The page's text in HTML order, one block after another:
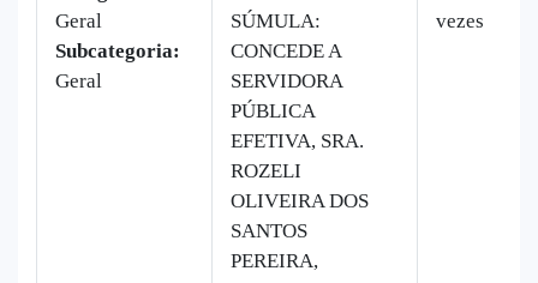
Geral
Subcategoria:
Geral
SÚMULA:
CONCEDE A
SERVIDORA
PÚBLICA
EFETIVA, SRA.
ROZELI
OLIVEIRA DOS
SANTOS
PEREIRA,
vezes